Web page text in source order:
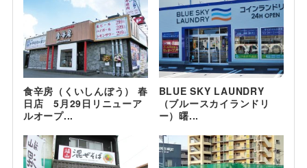
食辛房（くいしんぼう） 春
日店 5月29日リニューア
ルオープ...
BLUE SKY LAUNDRY
（ブルースカイランドリ
ー）曙...